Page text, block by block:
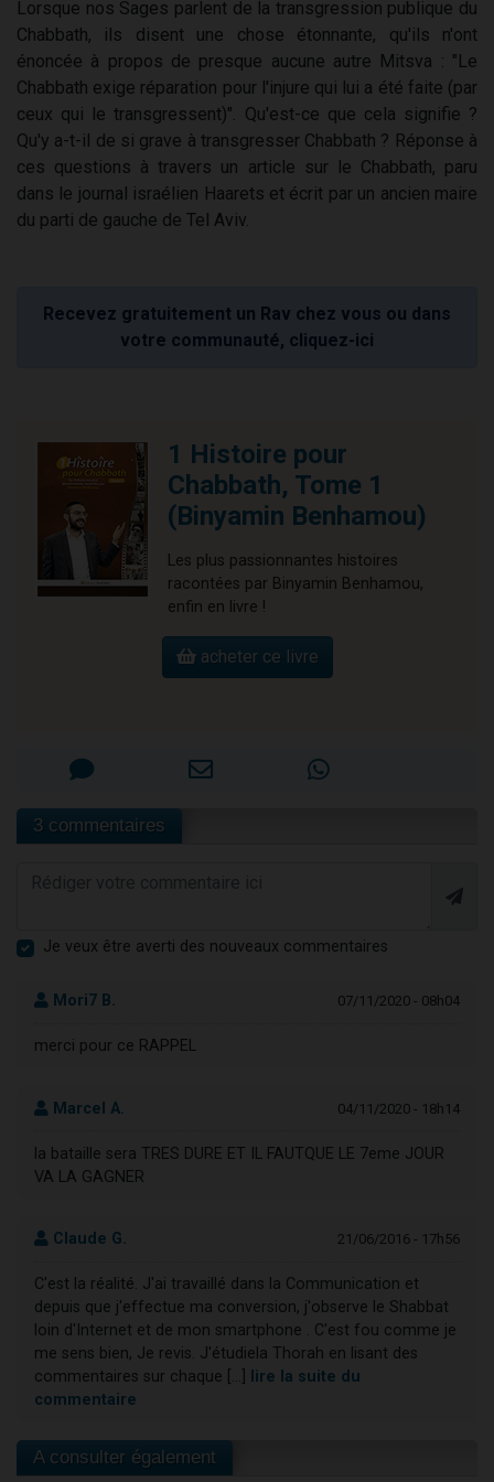
Lorsque nos Sages parlent de la transgression publique du
Chabbath, ils disent une chose étonnante, qu'ils n'ont
énoncée à propos de presque aucune autre Mitsva : "Le
Chabbath exige réparation pour l'injure qui lui a été faite (par
ceux qui le transgressent)". Qu'est-ce que cela signifie ?
Qu'y a-t-il de si grave à transgresser Chabbath ? Réponse à
ces questions à travers un article sur le Chabbath, paru
dans le journal israélien Haarets et écrit par un ancien maire
du parti de gauche de Tel Aviv.
Recevez gratuitement un Rav chez vous ou dans
votre communauté, cliquez-ici
1 Histoire pour
Chabbath, Tome 1
(Binyamin Benhamou)
Les plus passionnantes histoires
racontées par Binyamin Benhamou,
enfin en livre !
acheter ce livre
3 commentaires
Je veux être averti des nouveaux commentaires
Mori7 B. 07/11/2020 - 08h04
merci pour ce RAPPEL
Marcel A. 04/11/2020 - 18h14
la bataille sera TRES DURE ET IL FAUTQUE LE 7eme JOUR
VA LA GAGNER
Claude G. 21/06/2016 - 17h56
C'est la réalité. J'ai travaillé dans la Communication et
depuis que j'effectue ma conversion, j'observe le Shabbat
loin d'Internet et de mon smartphone . C'est fou comme je
me sens bien, Je revis. J'étudiela Thorah en lisant des
commentaires sur chaque [...]
lire la suite du
commentaire
A consulter également